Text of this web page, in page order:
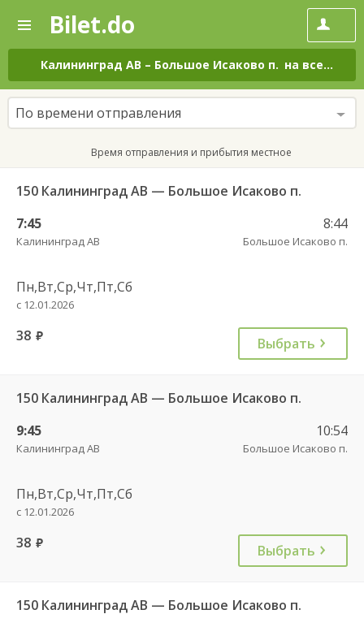
—
Поиск
и
покупка
билетов
на
автобус
онлайн
Bilet.do
Калининград АВ – Большое Исаково п. на все дни
По времени отправления
Время отправления и прибытия местное
150 Калининград АВ — Большое Исаково п.
7:45
Калининград АВ
8:44
Большое Исаково п.
Пн,Вт,Ср,Чт,Пт,Сб
с 12.01.2026
38 руб. Выбрать
150 Калининград АВ — Большое Исаково п.
9:45
Калининград АВ
10:54
Большое Исаково п.
Пн,Вт,Ср,Чт,Пт,Сб
с 12.01.2026
38 руб. Выбрать
150 Калининград АВ — Большое Исаково п.